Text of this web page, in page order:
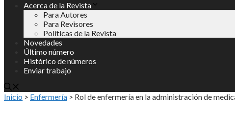
Acerca de la Revista
Para Autores
Para Revisores
Políticas de la Revista
Novedades
Último número
Histórico de números
Enviar trabajo
Inicio > Enfermería > Rol de enfermería en la administración de